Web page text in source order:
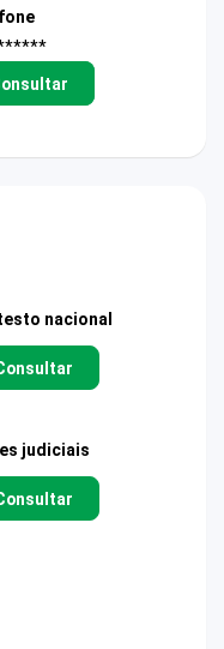
nacional
judiciais